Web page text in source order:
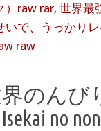
）raw rar, 世界最
で、うっかり
raw
のんび
no